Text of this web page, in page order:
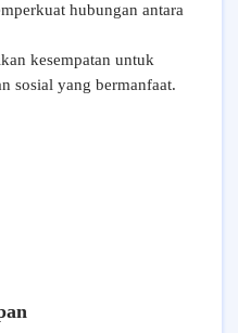
hubungan antara
kesempatan untuk
sosial yang bermanfaat.